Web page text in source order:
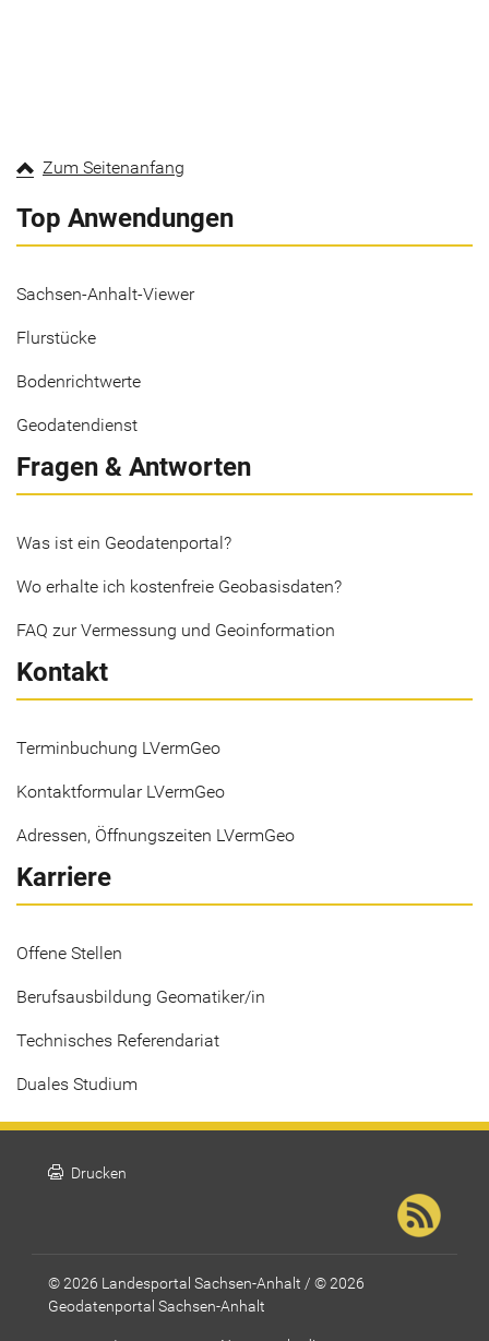
Zum Seitenanfang
Top Anwendungen
Sachsen-Anhalt-Viewer
Flurstücke
Bodenrichtwerte
Geodatendienst
Fragen & Antworten
Was ist ein Geodatenportal?
Wo erhalte ich kostenfreie Geobasisdaten?
FAQ zur Vermessung und Geoinformation
Kontakt
Terminbuchung LVermGeo
Kontaktformular LVermGeo
Adressen, Öffnungszeiten LVermGeo
Karriere
Offene Stellen
Berufsausbildung Geomatiker/in
Technisches Referendariat
Duales Studium
print Drucken
© 2026 Landesportal Sachsen-Anhalt / © 2026
Geodatenportal Sachsen-Anhalt